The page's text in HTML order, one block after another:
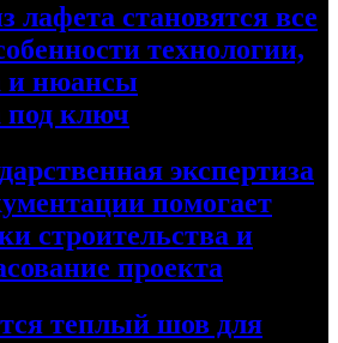
лафета становятся все
технологии,
и нюансы
под ключ
экспертиза
помогает
строительства и
проекта
теплый шов для